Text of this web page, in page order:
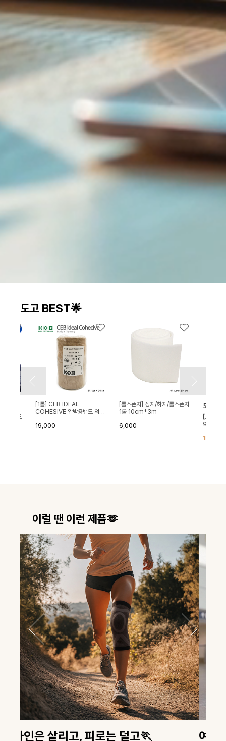
도고 BEST🌟
박용밴드
[1롤] CEB IDEAL
COHESIVE 압박용밴드 의료
19,000
[롤스폰지] 상지/하지/롤스폰지
1롤 10cm*3m
6,000
도고렉
[도고 렉
의료용
10%
이럴 땐 이런 제품🫶
여행은 체력전이 아니라 '장비전'✈️